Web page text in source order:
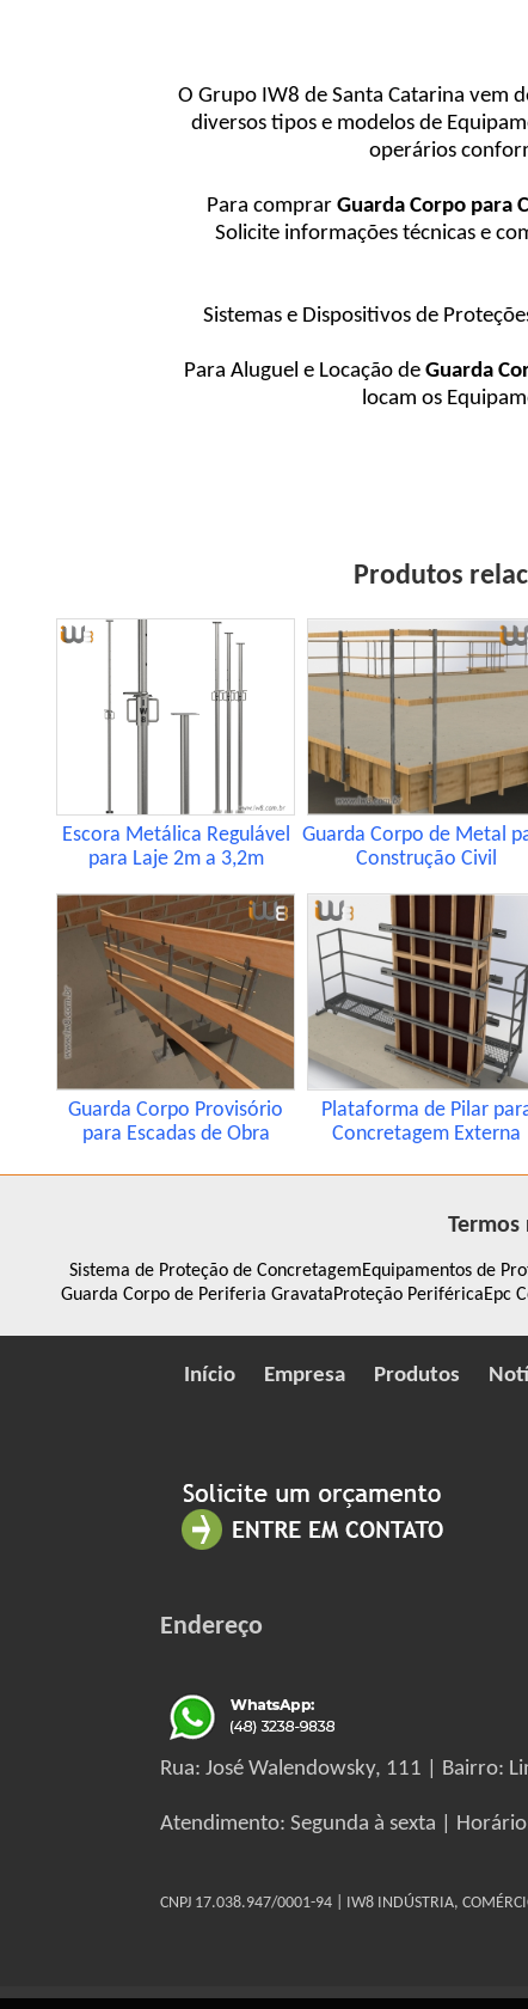
O Grupo IW8 de Santa Catarina vem
diversos tipos e modelos de
operários
Para comprar Guarda Corpo para
Solicite informações técnicas e
Sistemas e Dispositivos de
Para Aluguel e Locação de Guarda
locam os
Produtos
Escora Metálica Regulável
para Laje 2m a 3,2m
Guarda Corpo de Metal
Construção Civil
Guarda Corpo Provisório
para Escadas de Obra
Plataforma de Pilar
Concretagem Externa
Sistema de Proteção de ConcretagemEquipamentos de
Guarda Corpo de Periferia GravataProteção PeriféricaEpc
Início Empresa Produtos
Endereço
Rua: José Walendowsky, 111 | Bairro:
Atendimento: Segunda à sexta |
CNPJ 17.038.947/0001-94 | IW8 INDÚSTRIA,